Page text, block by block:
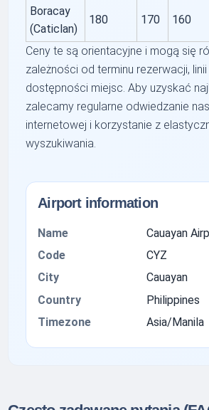
Boracay
(Caticlan)
180 170 160
Ceny te są orientacyjne i mogą się
zależności od terminu rezerwacji,
dostępności miejsc. Aby uzyskać
zalecamy regularne odwiedzanie
internetowej i korzystanie z
wyszukiwania.
Airport information
Name
Cauayan
Code
CYZ
City
Cauayan
Country
Philippines
Timezone
Asia/Manila